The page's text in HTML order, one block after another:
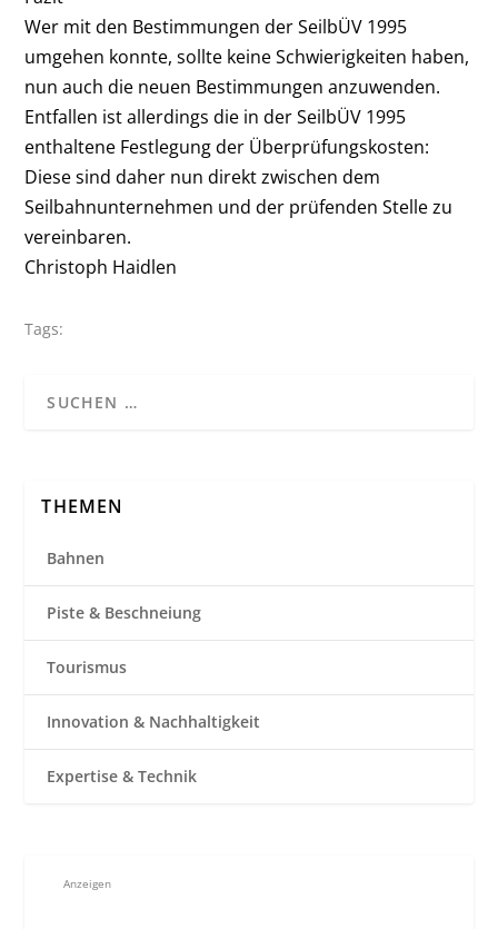
Wer mit den Bestimmungen der SeilbÜV 1995
umgehen konnte, sollte keine Schwierigkeiten haben,
nun auch die neuen Bestimmungen anzuwenden.
Entfallen ist allerdings die in der SeilbÜV 1995
enthaltene Festlegung der Überprüfungskosten:
Diese sind daher nun direkt zwischen dem
Seilbahnunternehmen und der prüfenden Stelle zu
vereinbaren.
Christoph Haidlen
Tags:
THEMEN
Bahnen
Piste & Beschneiung
Tourismus
Innovation & Nachhaltigkeit
Expertise & Technik
Anzeigen